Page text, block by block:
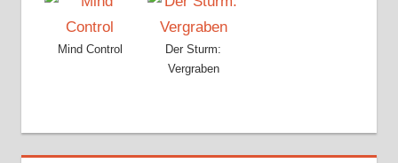
Mind Control
Der Sturm:
Vergraben